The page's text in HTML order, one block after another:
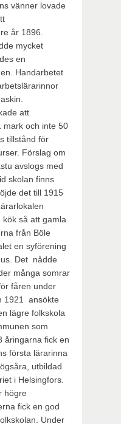
vänner lovade
år 1896.
mycket
en
Handarbetet
att
mark och inte 50
tillstånd för
Förslag om
avslogs med
skolan finns
det till 1915
så att gamla
från Böle
en syförening
Det nådde
många somrar
fåren under
1921 ansökte
lägre folkskola
som
åringarna fick en
första lärarinna
utbildad
i Helsingfors.
högre
fick en god
Under